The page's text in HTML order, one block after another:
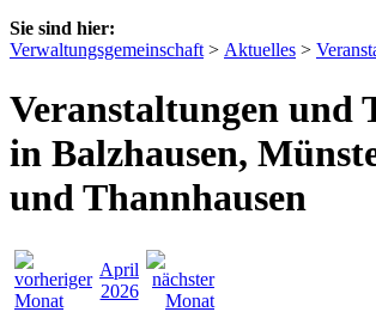
Sie sind hier:
Verwaltungsgemeinschaft > Aktuelles >
Veranstaltungen und
in Balzhausen,
und Thannhausen
April
2026